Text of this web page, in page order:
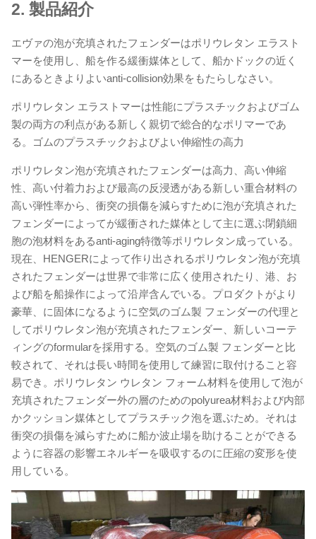
2. 製品紹介
エヴァの泡が充填されたフェンダーはポリウレタン エラスト
マーを使用し、船を作る緩衝媒体として、船かドックの近く
にあるときよりよいanti-collision効果をもたらしなさい。
ポリウレタン エラストマーは性能にプラスチックおよびゴム
製の両方の利点がある新しく親切で総合的なポリマーであ
る。ゴムのプラスチックおよびよい伸縮性の高力
ポリウレタン泡が充填されたフェンダーは高力、高い伸縮
性、高い付着力および最高の反浸透がある新しい重合材料の
高い弾性率から、衝突の損傷を減らすために泡が充填された
フェンダーによってが緩衝された媒体として主に選ぶ閉鎖細
胞の泡材料をあるanti-aging特徴等ポリウレタン成っている。
現在、HENGERによって作り出されるポリウレタン泡が充填
されたフェンダーは世界で非常に広く使用されたり、港、お
よび船を船操作によって沿岸含んでいる。プロダクトがより
豪華、に固体になるように空気のゴム製 フェンダーの代理と
してポリウレタン泡が充填されたフェンダー、新しいコーテ
ィングのformularを採用する。空気のゴム製 フェンダーと比
較されて、それは長い時間を使用して練習に取付けること容
易でき。ポリウレタン ウレタン フォーム材料を使用して泡が
充填されたフェンダー外の層のためのpolyurea材料および内部
かクッション媒体としてプラスチック泡を選ぶため。それは
衝突の損傷を減らすために船か波止場を助けることができる
ように容器の影響エネルギーを吸収するのに圧縮の変形を使
用している。